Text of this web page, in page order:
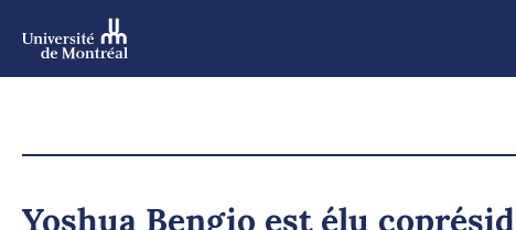
Yoshua Bengio est élu